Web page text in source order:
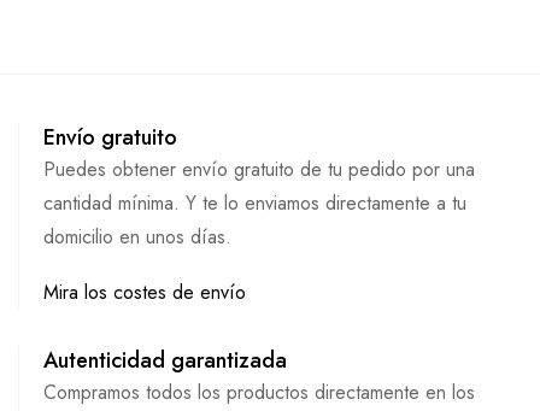
Envío gratuito
Puedes obtener envío gratuito de tu pedido por una
cantidad mínima. Y te lo enviamos directamente a tu
domicilio en unos días.
Mira los costes de envío
Autenticidad garantizada
Compramos todos los productos directamente en los